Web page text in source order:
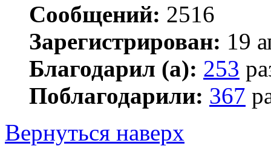
Сообщений: 2516
Зарегистрирован: 19
Благодарил (а): 253
Поблагодарили: 367
Вернуться наверх